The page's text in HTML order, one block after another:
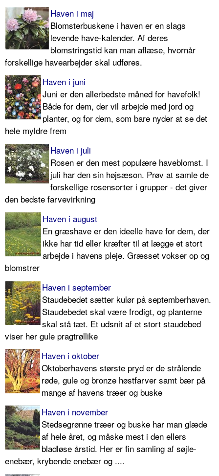
Haven i maj
Blomsterbuskene i haven er en slags
levende have-kalender. Af deres
blomstringstid kan man aflæse, hvornår
forskellige havearbejder skal udføres.
Haven i juni
Juni er den allerbedste måned for havefolk!
Både for dem, der vil arbejde med jord og
planter, og for dem, som bare nyder at se det
hele myldre frem
Haven i juli
Rosen er den mest populære haveblomst. I
juli har den sin højsæson. Prøv at samle de
forskellige rosensorter i grupper - det giver
den bedste farvevirkning
Haven i august
En græshave er den ideelle have for dem, der
ikke har tid eller kræfter til at lægge et stort
arbejde i havens pleje. Græsset vokser op og
blomstrer
Haven i september
Staudebedet sætter kulør på septemberhaven.
Staudebedet skal være frodigt, og planterne
skal stå tæt. Et udsnit af et stort staudebed
viser her gule pragtrøllike
Haven i oktober
Oktoberhavens største pryd er de strålende
røde, gule og bronze høstfarver samt bær på
mange af havens træer og buske
Haven i november
Stedsegrønne træer og buske har man glæde
af hele året, og måske mest i den ellers
bladløse årstid. Her er fin samling af søjle-
enebær, krybende enebær og ....